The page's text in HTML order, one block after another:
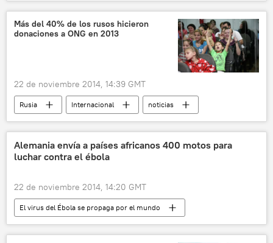
noticias
Más del 40% de los rusos hicieron
donaciones a ONG en 2013
22 de noviembre 2014, 14:39 GMT
Rusia Internacional noticias
Alemania envía a países africanos 400 motos para
luchar contra el ébola
22 de noviembre 2014, 14:20 GMT
El virus del Ébola se propaga por el mundo
Internacional
noticias